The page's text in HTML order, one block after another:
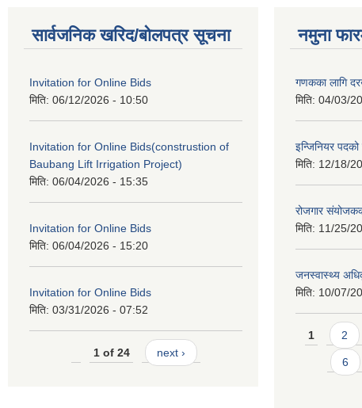
सार्वजनिक खरिद/बोलपत्र सूचना
Invitation for Online Bids
मिति: 06/12/2026 - 10:50
Invitation for Online Bids(construstion of
Baubang Lift Irrigation Project)
मिति: 06/04/2026 - 15:35
Invitation for Online Bids
मिति: 06/04/2026 - 15:20
Invitation for Online Bids
मिति: 03/31/2026 - 07:52
1 of 24 next ›
नमुना
गणकका लागि
मिति: 04/03/
इन्जिनियर
मिति: 12/18/
रोजगार
मिति: 11/25/
जनस्वास्थ्य
मिति: 10/07/
Pages
1 2
6